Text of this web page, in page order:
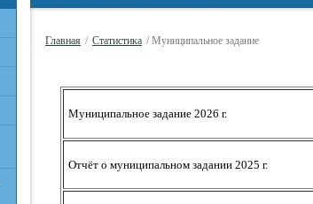
Главная / Статистика / Муниципальное задание
Муниципальное задание 2026 г.
Отчёт о муниципальном задании 2025 г.